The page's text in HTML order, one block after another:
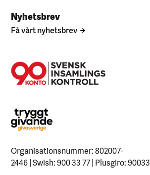
Nyhetsbrev
Få vårt nyhetsbrev
Organisationsnummer: 802007-
2446 | Swish: 900 33 77 | Plusgiro: